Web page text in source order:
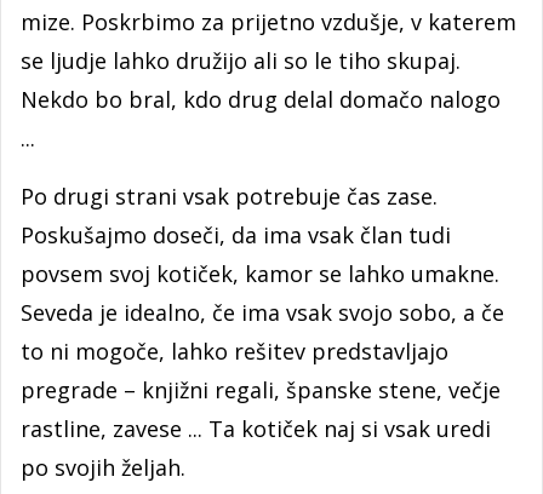
mize. Poskrbimo za prijetno vzdušje, v katerem
se ljudje lahko družijo ali so le tiho skupaj.
Nekdo bo bral, kdo drug delal domačo nalogo
...
Po drugi strani vsak potrebuje čas zase.
Poskušajmo doseči, da ima vsak član tudi
povsem svoj kotiček, kamor se lahko umakne.
Seveda je idealno, če ima vsak svojo sobo, a če
to ni mogoče, lahko rešitev predstavljajo
pregrade – knjižni regali, španske stene, večje
rastline, zavese ... Ta kotiček naj si vsak uredi
po svojih željah.